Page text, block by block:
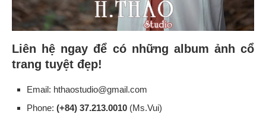
Liên hệ ngay để có những album ảnh cổ
trang tuyệt đẹp!
Email: hthaostudio@gmail.com
Phone: (+84) 37.213.0010 (Ms.Vui)